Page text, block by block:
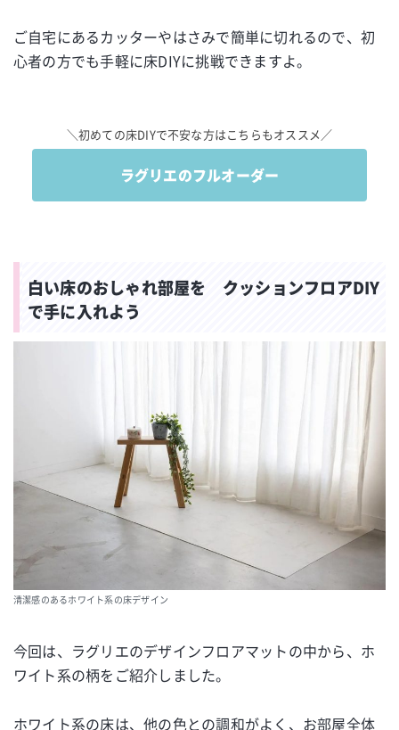
ご自宅にあるカッターやはさみで簡単に切れるので、初
心者の方でも手軽に床DIYに挑戦できますよ。
＼初めての床DIYで不安な方はこちらもオススメ／
ラグリエのフルオーダー
白い床のおしゃれ部屋を クッションフロアDIY
で手に入れよう
清潔感のあるホワイト系の床デザイン
今回は、ラグリエのデザインフロアマットの中から、ホ
ワイト系の柄をご紹介しました。
ホワイト系の床は、他の色との調和がよく、お部屋全体